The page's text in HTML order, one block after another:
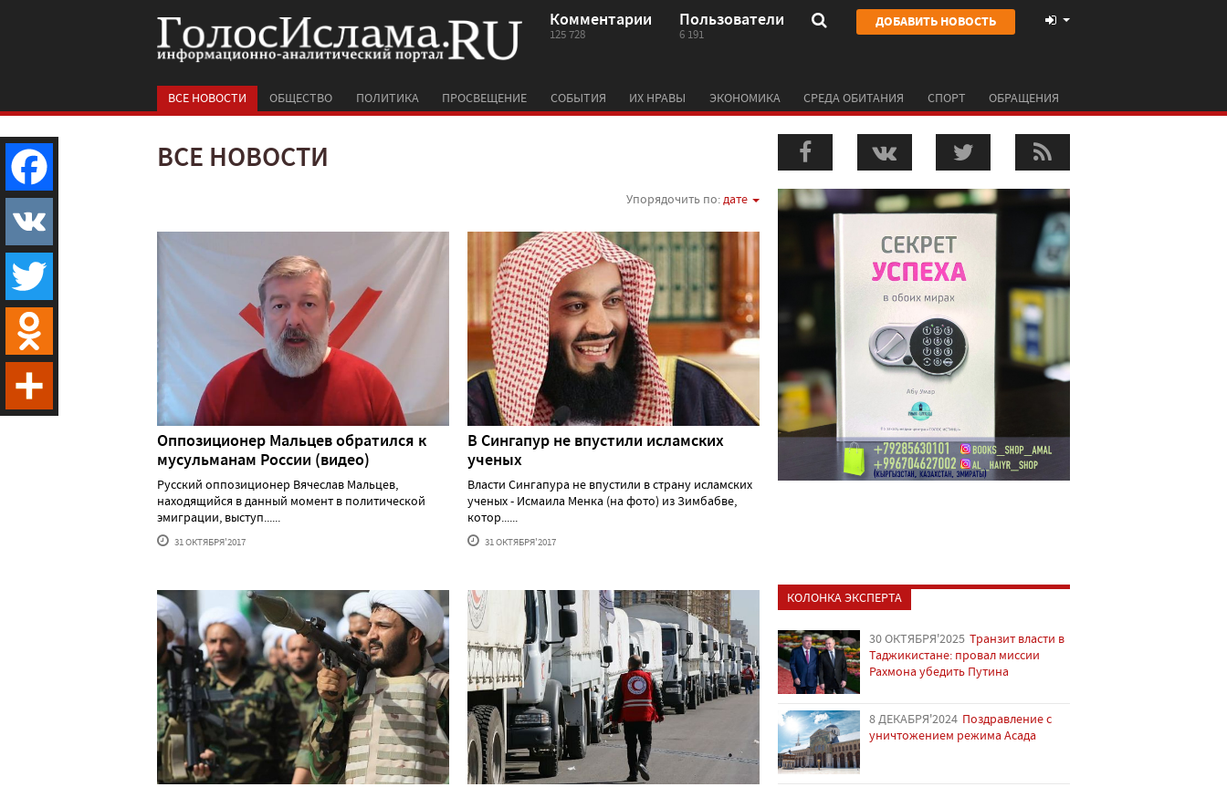
Комментарии
125 728
Пользователи
6 191
ДОБАВИТЬ НОВОСТЬ
ВСЕ НОВОСТИ ОБЩЕСТВО ПОЛИТИКА ПРОСВЕЩЕНИЕ СОБЫТИЯ ИХ НРАВЫ ЭКОНОМИКА СРЕДА ОБИТАНИЯ СПОРТ ОБРАЩЕНИЯ
ВСЕ НОВОСТИ
Упорядочить по:дате
Оппозиционер Мальцев обратился к
мусульманам России (видео)
Русский оппозиционер Вячеслав Мальцев,
находящийся в данный момент в политической
эмиграции, выступ......
31 ОКТЯБРЯ'2017
В Сингапур не впустили исламских
ученых
Власти Сингапура не впустили в страну исламских
ученых - Исмаила Менка (на фото) из Зимбабве,
котор......
31 ОКТЯБРЯ'2017
КОЛОНКА ЭКСПЕРТА
30 ОКТЯБРЯ'2025 Транзит власти в
Таджикистане: провал миссии
Рахмона убедить Путина
8 ДЕКАБРЯ'2024 Поздравление с
уничтожением режима Асада
Facebook
VK
Twitter
Odnoklassniki